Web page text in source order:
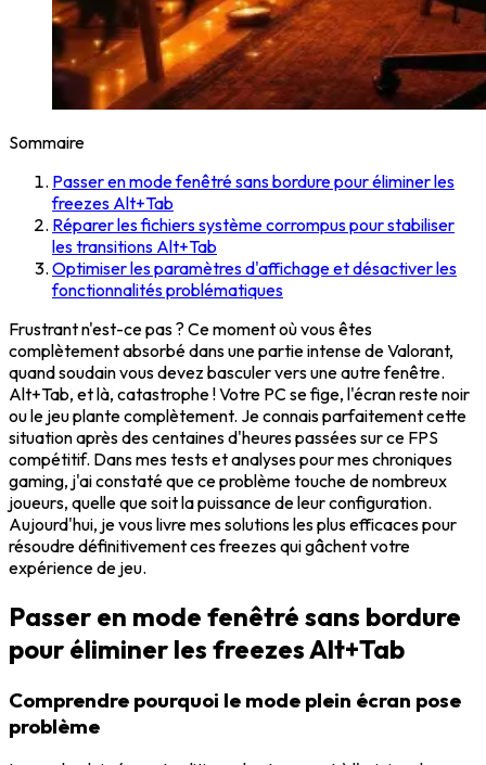
Sommaire
Passer en mode fenêtré sans bordure pour éliminer les
freezes Alt+Tab
Réparer les fichiers système corrompus pour stabiliser
les transitions Alt+Tab
Optimiser les paramètres d'affichage et désactiver les
fonctionnalités problématiques
Frustrant n'est-ce pas ? Ce moment où vous êtes
complètement absorbé dans une partie intense de Valorant,
quand soudain vous devez basculer vers une autre fenêtre.
Alt+Tab, et là, catastrophe ! Votre PC se fige, l'écran reste noir
ou le jeu plante complètement. Je connais parfaitement cette
situation après des centaines d'heures passées sur ce FPS
compétitif. Dans mes tests et analyses pour mes chroniques
gaming, j'ai constaté que ce problème touche de nombreux
joueurs, quelle que soit la puissance de leur configuration.
Aujourd'hui, je vous livre mes solutions les plus efficaces pour
résoudre définitivement ces freezes qui gâchent votre
expérience de jeu.
Passer en mode fenêtré sans bordure
pour éliminer les freezes Alt+Tab
Comprendre pourquoi le mode plein écran pose
problème